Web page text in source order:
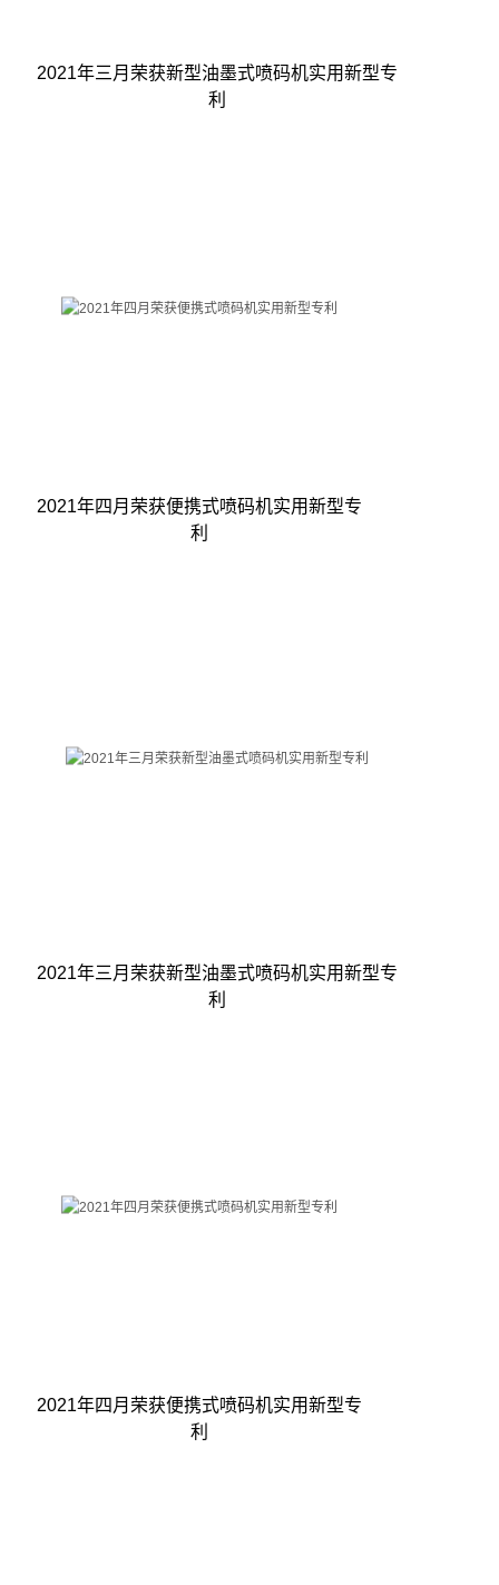
2021年三月荣获新型油墨式喷码机实用新型专
利
2021年四月荣获便携式喷码机实用新型专
利
2021年三月荣获新型油墨式喷码机实用新型专
利
2021年四月荣获便携式喷码机实用新型专
利